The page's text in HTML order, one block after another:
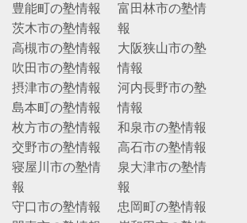
豊能町の塾情報
茨木市の塾情報
高槻市の塾情報
吹田市の塾情報
摂津市の塾情報
島本町の塾情報
枚方市の塾情報
交野市の塾情報
寝屋川市の塾情
報
守口市の塾情報
富田林市の塾情
報
大阪狭山市の塾
情報
河内長野市の塾
情報
和泉市の塾情報
高石市の塾情報
泉大津市の塾情
報
忠岡町の塾情報